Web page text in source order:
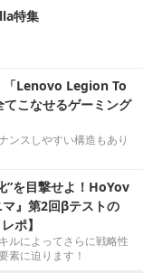
特集
「Lenovo Legion To
こなせるゲーミング
ンスしやすい構造もあり
”を目撃せよ！HoYov
』第2回βテストの
ポ】
ルによってさらに戦略性
素に迫ります！